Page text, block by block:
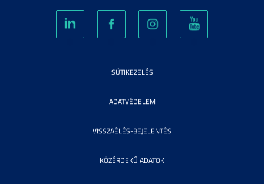
SÜTIKEZELÉS
ADATVÉDELEM
VISSZAÉLÉS-BEJELENTÉS
KÖZÉRDEKŰ ADATOK